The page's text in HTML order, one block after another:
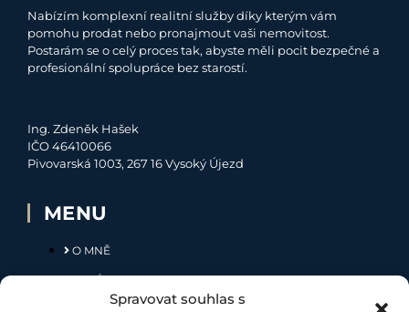
Spravovat souhlas s
Nabízím komplexní realitní služby díky kterým vám
pomohu prodat nebo pronajmout vaši nemovitost.
Postarám se o celý proces tak, abyste měli pocit bezpečné a
profesionální spolupráce bez starostí.
Ing. Zdeněk Hašek
IČO 46410066
Pivovarská 1003, 267 16 Vysoký Újezd
MENU
O MNĚ
NABÍDKA
MOJE SLUŽBY